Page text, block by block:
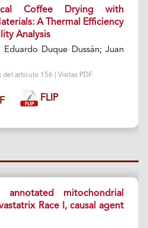
Coffee Drying with
A Thermal Efficiency
Analysis
Duque Dussán; Juan
artículo 156 | Visitas PDF
FLIP
mitochondrial
Race I, causal agent